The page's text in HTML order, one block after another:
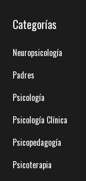
Categorías
Neuropsicología
Padres
Psicología
Psicología Clínica
Psicopedagogía
Psicoterapia